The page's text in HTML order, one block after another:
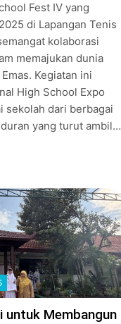
Fest IV yang
di Lapangan Tenis
kolaborasi
memajukan dunia
Kegiatan ini
High School Expo
sekolah dari berbagai
yang turut ambil…
untuk Membangun